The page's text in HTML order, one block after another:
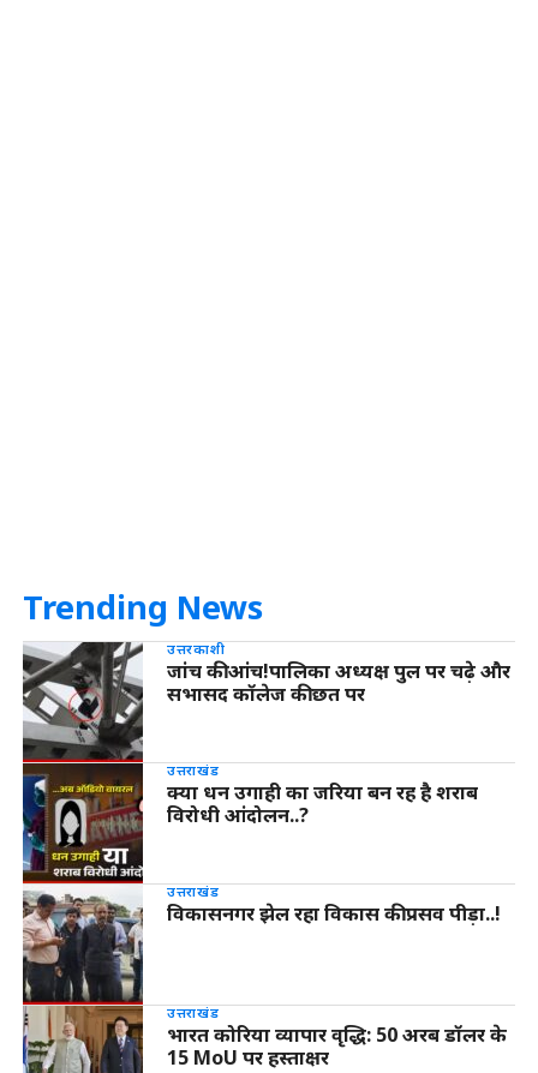
Trending News
उत्तरकाशी
जांच की आंच!पालिका अध्यक्ष पुल पर चढ़े और
सभासद कॉलेज की छत पर
उत्तराखंड
क्या धन उगाही का जरिया बन रह है शराब
विरोधी आंदोलन..?
उत्तराखंड
विकासनगर झेल रहा विकास की प्रसव पीड़ा..!
उत्तराखंड
भारत कोरिया व्यापार वृद्धि: 50 अरब डॉलर के
15 MoU पर हस्ताक्षर